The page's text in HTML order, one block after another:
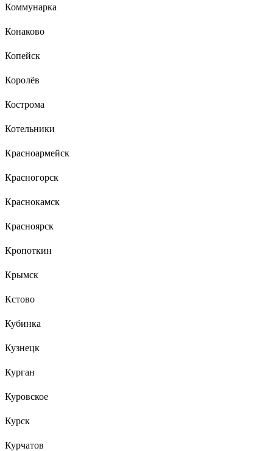
Коммунарка
Конаково
Копейск
Королёв
Кострома
Котельники
Красноармейск
Красногорск
Краснокамск
Красноярск
Кропоткин
Крымск
Кстово
Кубинка
Кузнецк
Курган
Куровское
Курск
Курчатов